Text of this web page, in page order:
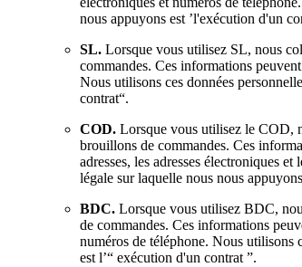
nous appuyons est ’l'exécution d'un
SL. Lorsque vous utilisez SL, nous
commandes. Ces informations
Nous utilisons ces données
contrat“.
COD. Lorsque vous utilisez le COD,
brouillons de commandes. Ces
adresses, les adresses électroniques
légale sur laquelle nous nous
BDC. Lorsque vous utilisez BDC,
de commandes. Ces informations
numéros de téléphone. Nous utilisons
est l’“ exécution d'un contrat ”.